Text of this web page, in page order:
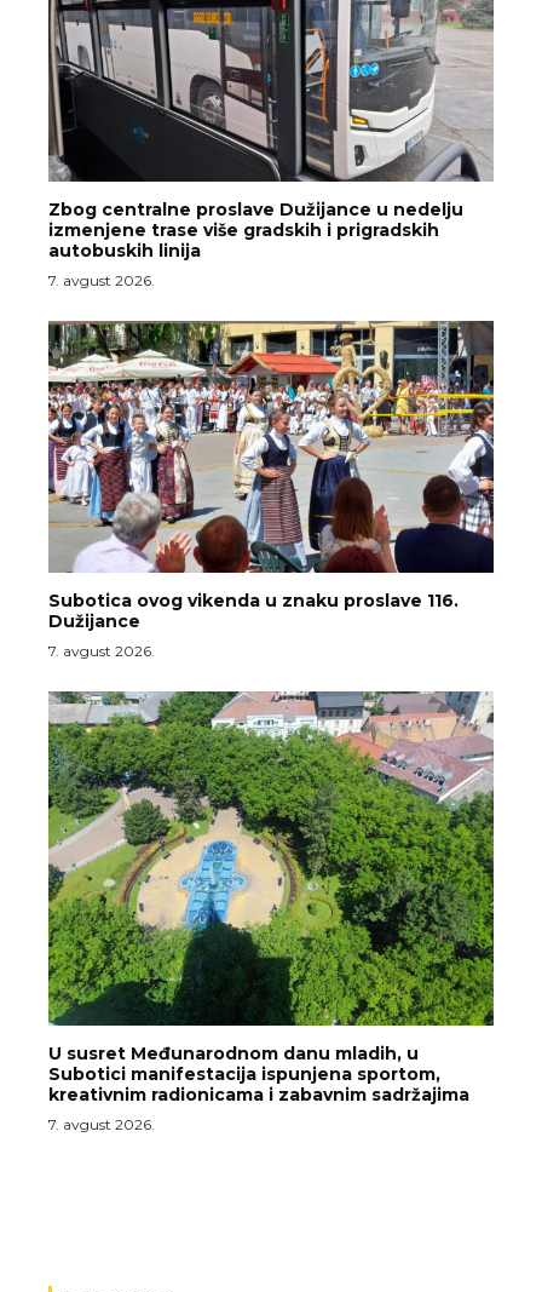
Zbog centralne proslave Dužijance u nedelju
izmenjene trase više gradskih i prigradskih
autobuskih linija
7. avgust 2026.
Subotica ovog vikenda u znaku proslave 116.
Dužijance
7. avgust 2026.
U susret Međunarodnom danu mladih, u
Subotici manifestacija ispunjena sportom,
kreativnim radionicama i zabavnim sadržajima
7. avgust 2026.